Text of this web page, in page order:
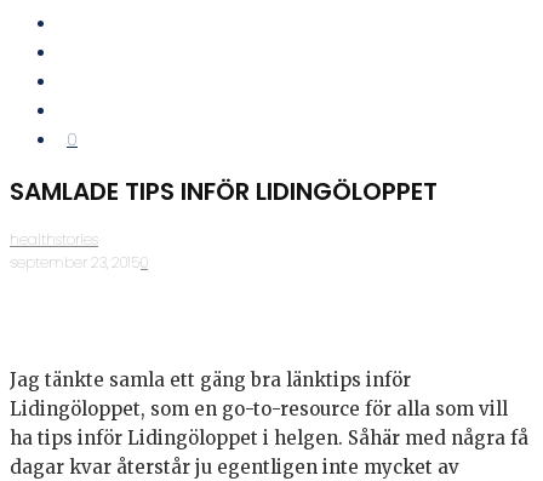
0
SAMLADE TIPS INFÖR LIDINGÖLOPPET
healthstories
·september 23, 2015·0
Jag tänkte samla ett gäng bra länktips inför
Lidingöloppet, som en go-to-resource för alla som vill
ha tips inför Lidingöloppet i helgen. Såhär med några få
dagar kvar återstår ju egentligen inte mycket av